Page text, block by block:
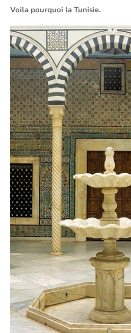
Voila pourquoi la Tunisie.